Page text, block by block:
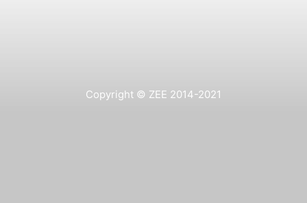
Copyright © ZEE 2014-2021